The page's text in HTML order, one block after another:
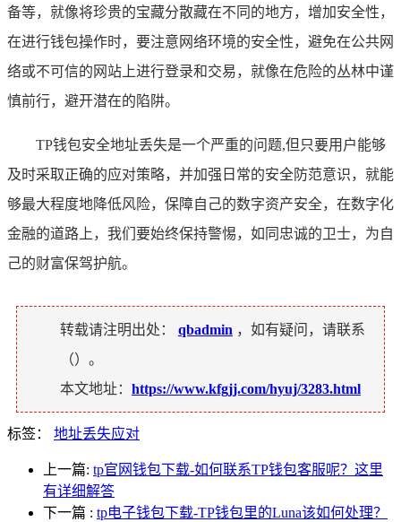
备等，就像将珍贵的宝藏分散藏在不同的地方，增加安全性，
在进行钱包操作时，要注意网络环境的安全性，避免在公共网
络或不可信的网站上进行登录和交易，就像在危险的丛林中谨
慎前行，避开潜在的陷阱。
TP钱包安全地址丢失是一个严重的问题,但只要用户能够
及时采取正确的应对策略，并加强日常的安全防范意识，就能
够最大程度地降低风险，保障自己的数字资产安全，在数字化
金融的道路上，我们要始终保持警惕，如同忠诚的卫士，为自
己的财富保驾护航。
转载请注明出处： qbadmin ，如有疑问，请联系
（）。
本文地址： https://www.kfgjj.com/hyuj/3283.html
标签： 地址丢失应对
上一篇: tp官网钱包下载-如何联系TP钱包客服呢？这里
有详细解答
下一篇 : tp电子钱包下载-TP钱包里的Luna该如何处理？